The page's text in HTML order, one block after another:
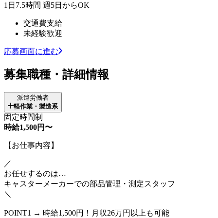
1日7.5時間 週5日からOK
交通費支給
未経験歓迎
応募画面に進む
募集職種・詳細情報
派遣労働者
軽作業・製造系
固定時間制
時給1,500円〜
【お仕事内容】
／
お任せするのは…
キャスターメーカーでの部品管理・測定スタッフ
＼
POINT1 → 時給1,500円！月収26万円以上も可能